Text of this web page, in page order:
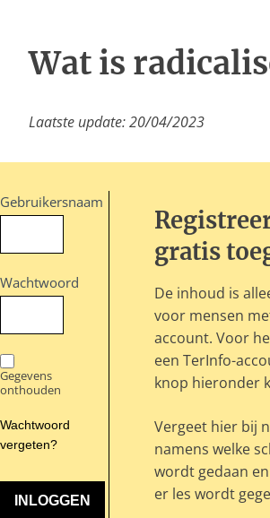
Wat is
Laatste update: 20/04/2023
Gebruikersnaam
Wachtwoord
Gegevens
onthouden
Wachtwoord
vergeten?
gratis
De inhoud is
voor mensen
account. Voor
een TerInfo-
knop hieronder
Vergeet hier bij
namens welke
wordt gedaan
er les wordt